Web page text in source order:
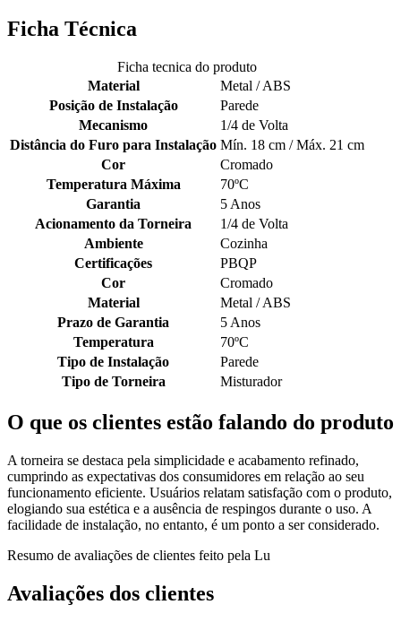
Ficha Técnica
Ficha tecnica do produto
Material
Metal / ABS
Posição de Instalação
Parede
Mecanismo
1/4 de Volta
Distância do Furo para Instalação Mín. 18 cm / Máx. 21 cm
Cor
Cromado
Temperatura Máxima
70ºC
Garantia
5 Anos
Acionamento da Torneira
1/4 de Volta
Ambiente
Cozinha
Certificações
PBQP
Cor
Cromado
Material
Metal / ABS
Prazo de Garantia
5 Anos
Temperatura
70ºC
Tipo de Instalação
Parede
Tipo de Torneira
Misturador
O que os clientes estão falando do produto
A torneira se destaca pela simplicidade e acabamento refinado,
cumprindo as expectativas dos consumidores em relação ao seu
funcionamento eficiente. Usuários relatam satisfação com o produto,
elogiando sua estética e a ausência de respingos durante o uso. A
facilidade de instalação, no entanto, é um ponto a ser considerado.
Resumo de avaliações de clientes feito pela Lu
Avaliações dos clientes